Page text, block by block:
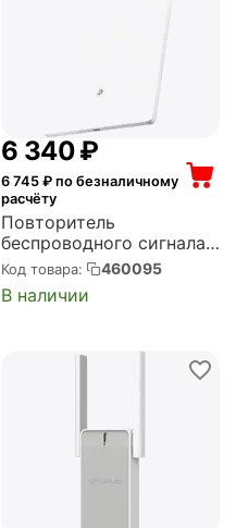
6 340₽
6 745₽ по безналичному
расчёту
Повторитель
беспроводного сигнала
TP-LINK AX3000 с
поддержкой Mesh
(Archer Air E5)
Код товара: 460095
В наличии